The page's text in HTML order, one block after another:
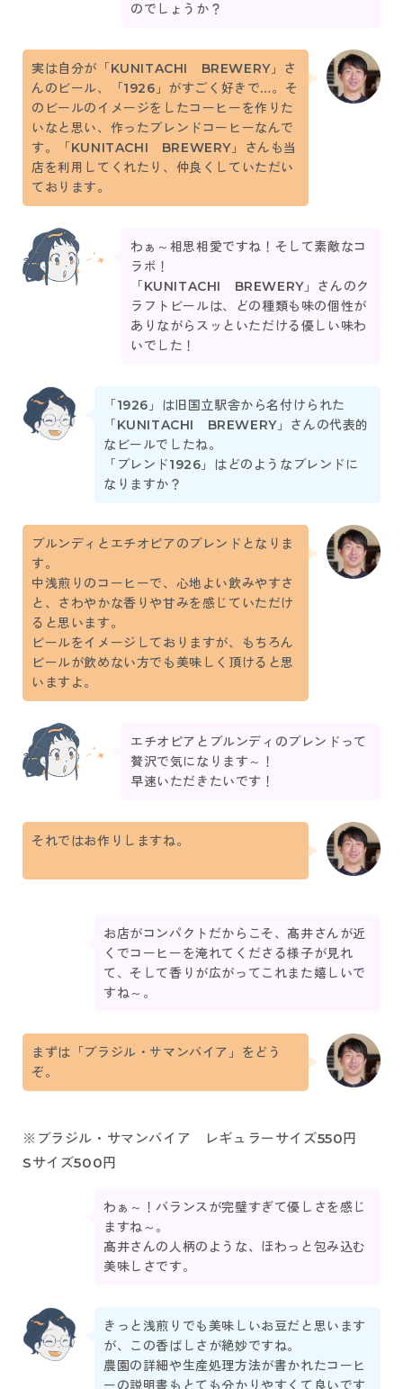
のでしょうか？
実は自分が「KUNITACHI BREWERY」さ
んのビール、「1926」がすごく好きで…。そ
のビールのイメージをしたコーヒーを作りた
いなと思い、作ったブレンドコーヒーなんで
す。「KUNITACHI BREWERY」さんも当
店を利用してくれたり、仲良くしていただい
ております。
わぁ～相思相愛ですね！そして素敵なコ
ラボ！
「KUNITACHI BREWERY」さんのク
ラフトビールは、どの種類も味の個性が
ありながらスッといただける優しい味わ
いでした！
「1926」は旧国立駅舎から名付けられた
「KUNITACHI BREWERY」さんの代表的
なビールでしたね。
「ブレンド1926」はどのようなブレンドに
なりますか？
ブルンディとエチオピアのブレンドとなりま
す。
中浅煎りのコーヒーで、心地よい飲みやすさ
と、さわやかな香りや甘みを感じていただけ
ると思います。
ビールをイメージしておりますが、もちろん
ビールが飲めない方でも美味しく頂けると思
いますよ。
エチオピアとブルンディのブレンドって
贅沢で気になります～！
早速いただきたいです！
それではお作りしますね。
お店がコンパクトだからこそ、髙井さんが近
くでコーヒーを淹れてくださる様子が見れ
て、そして香りが広がってこれまた嬉しいで
すね～。
まずは「ブラジル・サマンバイア」をどう
ぞ。
※ブラジル・サマンバイア レギュラーサイズ550円
Sサイズ500円
わぁ～！バランスが完璧すぎて優しさを感じ
ますね～。
髙井さんの人柄のような、ほわっと包み込む
美味しさです。
きっと浅煎りでも美味しいお豆だと思います
が、この香ばしさが絶妙ですね。
農園の詳細や生産処理方法が書かれたコーヒ
ーの説明書もとても分かりやすくて良いです